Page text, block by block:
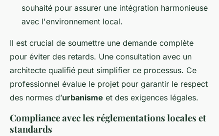
souhaité pour assurer une intégration harmonieuse
avec l'environnement local.
Il est crucial de soumettre une demande complète
pour éviter des retards. Une consultation avec un
architecte qualifié peut simplifier ce processus. Ce
professionnel évalue le projet pour garantir le respect
des normes d’urbanisme et des exigences légales.
Compliance avec les réglementations locales et
standards